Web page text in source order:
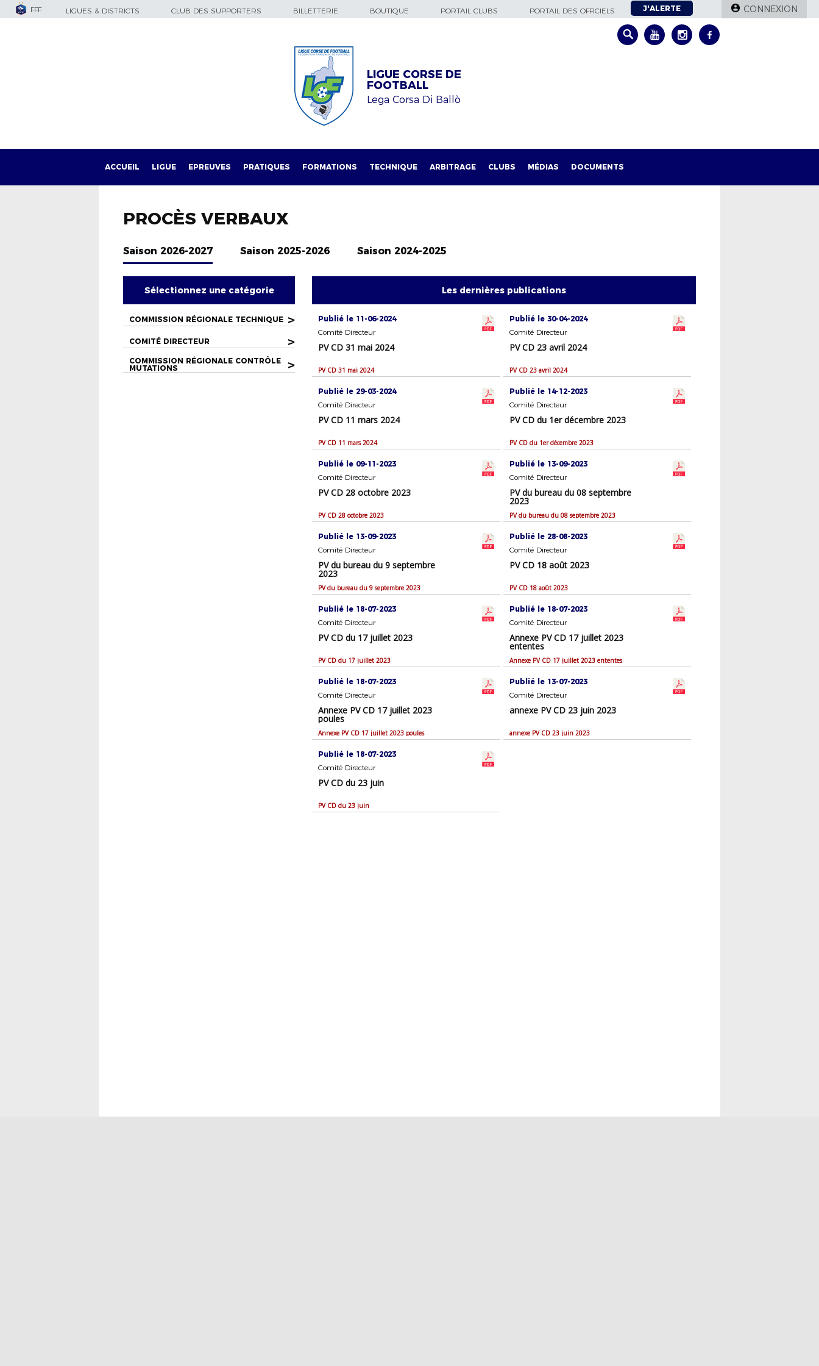
FFF LIGUES & DISTRICTS CLUB DES SUPPORTERS BILLETTERIE BOUTIQUE PORTAIL CLUBS PORTAIL DES OFFICIELS J'ALERTE CONNEXION
LIGUE CORSE DE
FOOTBALL
Lega Corsa Di Ballò
ACCUEIL LIGUE EPREUVES PRATIQUES FORMATIONS TECHNIQUE ARBITRAGE CLUBS MÉDIAS DOCUMENTS
PROCÈS VERBAUX
Saison 2026-2027 Saison 2025-2026 Saison 2024-2025
Sélectionnez une catégorie
COMMISSION RÉGIONALE TECHNIQUE >
COMITÉ DIRECTEUR >
COMMISSION RÉGIONALE CONTRÔLE
MUTATIONS
>
Les dernières publications
Publié le 11-06-2024
Comité Directeur
PV CD 31 mai 2024
PV CD 31 mai 2024
Publié le 30-04-2024
Comité Directeur
PV CD 23 avril 2024
PV CD 23 avril 2024
Publié le 29-03-2024
Comité Directeur
PV CD 11 mars 2024
PV CD 11 mars 2024
Publié le 14-12-2023
Comité Directeur
PV CD du 1er décembre 2023
PV CD du 1er décembre 2023
Publié le 09-11-2023
Comité Directeur
PV CD 28 octobre 2023
PV CD 28 octobre 2023
Publié le 13-09-2023
Comité Directeur
PV du bureau du 08 septembre
2023
PV du bureau du 08 septembre 2023
Publié le 13-09-2023
Comité Directeur
PV du bureau du 9 septembre
2023
PV du bureau du 9 septembre 2023
Publié le 28-08-2023
Comité Directeur
PV CD 18 août 2023
PV CD 18 août 2023
Publié le 18-07-2023
Comité Directeur
PV CD du 17 juillet 2023
PV CD du 17 juillet 2023
Publié le 18-07-2023
Comité Directeur
Annexe PV CD 17 juillet 2023
ententes
Annexe PV CD 17 juillet 2023 ententes
Publié le 18-07-2023
Comité Directeur
Annexe PV CD 17 juillet 2023
poules
Annexe PV CD 17 juillet 2023 poules
Publié le 13-07-2023
Comité Directeur
annexe PV CD 23 juin 2023
annexe PV CD 23 juin 2023
Publié le 18-07-2023
Comité Directeur
PV CD du 23 juin
PV CD du 23 juin